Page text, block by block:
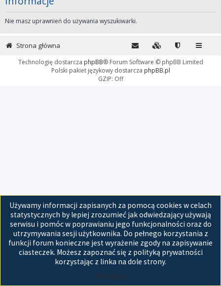
Nie masz uprawnień do używania wyszukiwarki.
Używamy informacji zapisanych za pomocą cookies w celach
statystycznych by lepiej zrozumieć jak odwiedzający używają
serwisu i pomóc w poprawianiu jego funkcjonalności oraz do
utrzymywania sesji użytkownika. Do pełnego korzystania z
funkcji forum konieczne jest wyrażenie zgody na zapisywanie
ciasteczek. Możesz zapoznać się z polityką prywatności
korzystając z linka na dole strony.
Akceptuję
Strona główna
Technologię dostarcza phpBB® Forum Software © phpBB Limited
Polski pakiet językowy dostarcza phpBB.pl
GZIP: Off